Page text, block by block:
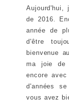
Aujourd'hui,
de 2016.
année de
d'être
bienvenue
ma joie de
encore
d'années
vous avez